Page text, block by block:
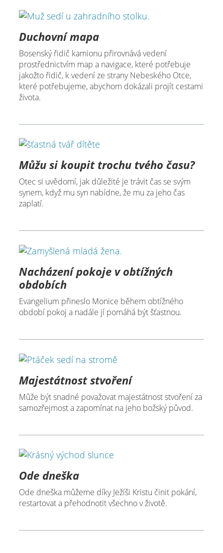
Duchovní mapa
Bosenský řidič kamionu přirovnává vedení
prostřednictvím map a navigace, které potřebuje
jakožto řidič, k vedení ze strany Nebeského Otce,
které potřebujeme, abychom dokázali projít cestami
života.
Můžu si koupit trochu tvého času?
Otec si uvědomí, jak důležité je trávit čas se svým
synem, když mu syn nabídne, že mu za jeho čas
zaplatí.
Nacházení pokoje v obtížných
obdobích
Evangelium přineslo Monice během obtížného
období pokoj a nadále jí pomáhá být šťastnou.
Majestátnost stvoření
Může být snadné považovat majestátnost stvoření za
samozřejmost a zapomínat na jeho božský původ.
Ode dneška
Ode dneška můžeme díky Ježíši Kristu činit pokání,
restartovat a přehodnotit všechno v životě.